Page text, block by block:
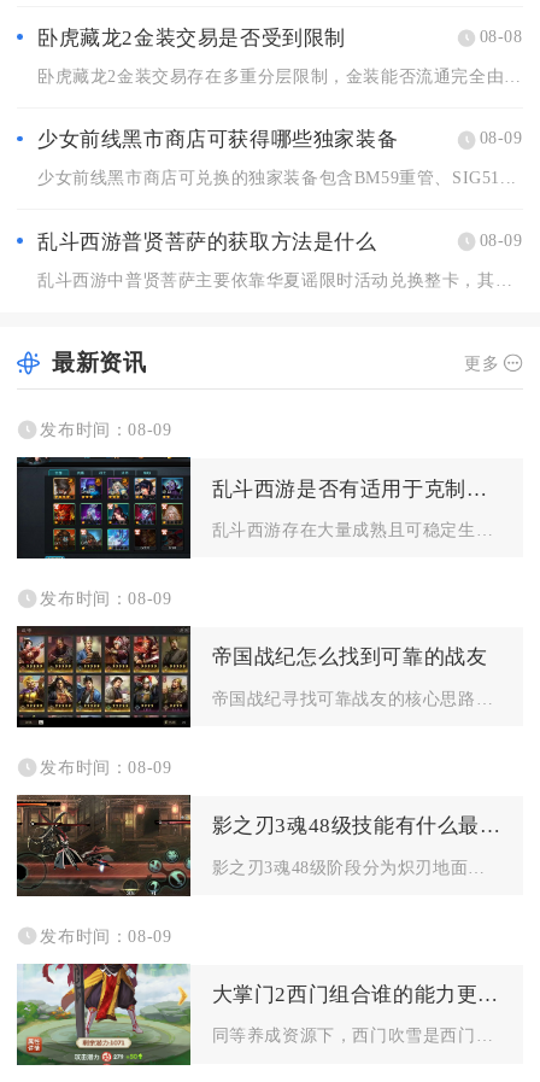
卧虎藏龙2金装交易是否受到限制 08-08
少女前线黑市商店可获得哪些独家装备 08-09
少女前线黑市商店可兑换的独家装备包含BM59重管、SIG51...
乱斗西游普贤菩萨的获取方法是什么 08-09
最新资讯 更多
发布时间：08-09
乱斗西游是否有适用于克制降龙的战术
发布时间：08-09
帝国战纪怎么找到可靠的战友
发布时间：08-09
影之刃3魂48级技能有什么最佳的搭配方案
发布时间：08-09
大掌门2西门组合谁的能力更为突出
同等养成资源下，西门吹雪是西门组合里能力最突出的核心角色，叶...